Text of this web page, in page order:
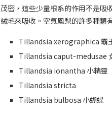
茂密，這些少量根系的作用不是吸
絨毛來吸收。空氣鳳梨的許多種類
Tillandsia xerographica 霸
Tillandsia caput-medusae
Tillandsia ionantha 小精靈
Tillandsia stricta
Tillandsia bulbosa 小蝴蝶